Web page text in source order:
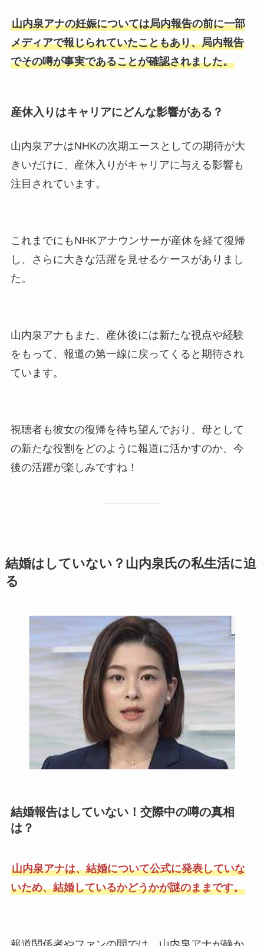
山内泉アナの妊娠については局内報告の前に一部
メディアで報じられていたこともあり、局内報告
でその噂が事実であることが確認されました。
産休入りはキャリアにどんな影響がある？
山内泉アナはNHKの次期エースとしての期待が大
きいだけに、産休入りがキャリアに与える影響も
注目されています。
これまでにもNHKアナウンサーが産休を経て復帰
し、さらに大きな活躍を見せるケースがありまし
た。
山内泉アナもまた、産休後には新たな視点や経験
をもって、報道の第一線に戻ってくると期待され
ています。
視聴者も彼女の復帰を待ち望んでおり、母として
の新たな役割をどのように報道に活かすのか、今
後の活躍が楽しみですね！
結婚はしていない？山内泉氏の私生活に迫
る
結婚報告はしていない！交際中の噂の真相
は？
山内泉アナは、結婚について公式に発表していな
いため、結婚しているかどうかが謎のままです。